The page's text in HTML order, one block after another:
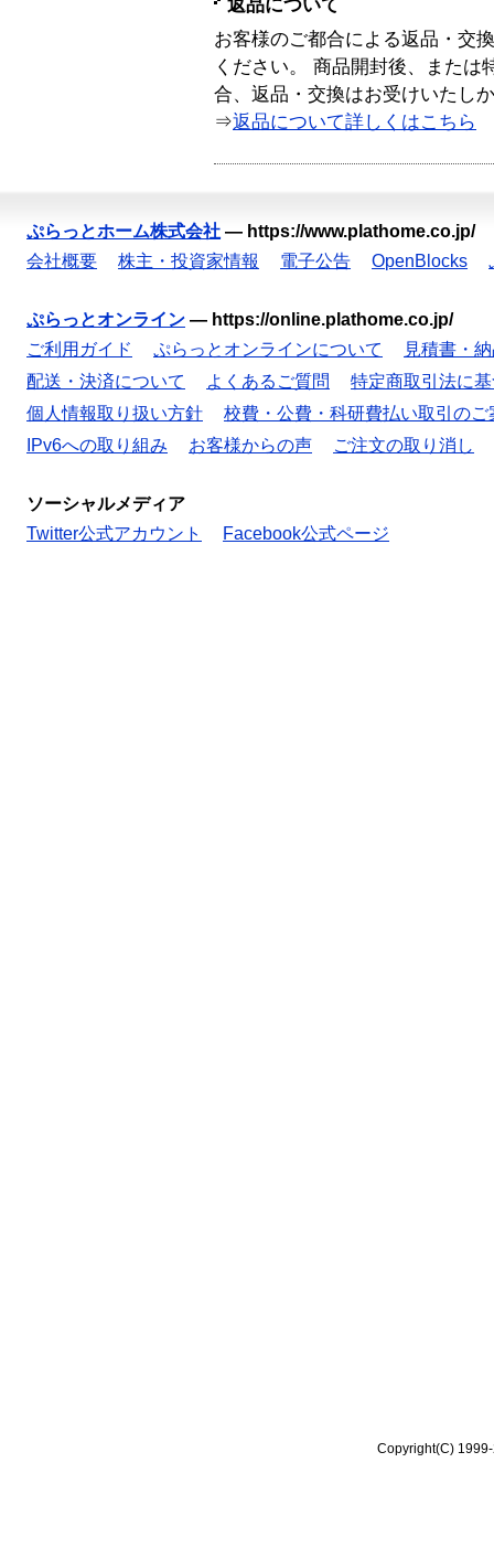
返品について
お客様のご都合による返品・交
ください。 商品開封後、または
合、返品・交換はお受けいたし
⇒返品について詳しくはこちら
ぷらっとホーム株式会社 — https://www.plathome.co.jp/
会社概要
株主・投資家情報 電子公告 OpenBlocks
ぷらっとオンライン — https://online.plathome.co.jp/
ご利用ガイド
ぷらっとオンラインについて
見積書・
配送・決済について
よくあるご質問
特定商取引法に
個人情報取り扱い方針
校費・公費・科研費払い取引のご
IPv6への取り組み
お客様からの声 ご注文の取り消し
ソーシャルメディア
Twitter公式アカウント
Facebook公式ページ
Copyright(C)